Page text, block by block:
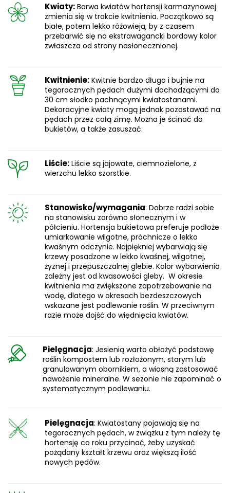
Kwiaty: Barwa kwiatów hortensji karmazynowej
zmienia się w trakcie kwitnienia. Początkowo są
białe, potem lekko różowieją, by z czasem
przebarwić się na ekstrawagancki bordowy kolor
zwłaszcza od strony nasłonecznionej.
Kwitnienie: Kwitnie bardzo długo i bujnie na
tegorocznych pędach dużymi dochodzącymi do
30 cm słodko pachnącymi kwiatostanami.
Dekoracyjne kwiaty mogą jednak pozostawać na
pędach przez całą zimę. Można je ścinać do
bukietów, a także zasuszać.
Liście: Liście są jajowate, ciemnozielone, z
wierzchu lekko szorstkie.
Stanowisko/wymagania: Dobrze radzi sobie
na stanowisku zarówno słonecznym i w
półcieniu. Hortensja bukietowa preferuje podłoże
umiarkowanie wilgotne, próchnicze o lekko
kwaśnym odczynie. Najpiękniej wybarwiają się
krzewy posadzone w lekko kwaśnej, wilgotnej,
żyznej i przepuszczalnej glebie. Kolor wybarwienia
zależny jest od kwasowości gleby. W okresie
kwitnienia ma zwiększone zapotrzebowanie na
wodę, dlatego w okresach bezdeszczowych
wskazane jest podlewanie roślin. W przeciwnym
razie może dojść do więdnięcia kwiatów.
Pielęgnacja: Jesienią warto obłożyć podstawę
roślin kompostem lub rozłożonym, starym lub
granulowanym obornikiem, a wiosną zastosować
nawożenie mineralne. W sezonie nie zapominać o
systematycznym podlewaniu.
Pielęgnacja: Kwiatostany pojawiają się na
tegorocznych pędach, w związku z tym należy tę
hortensję co roku przycinać, żeby uzyskać
pożądany kształt krzewu oraz większą ilość
nowych pędów.